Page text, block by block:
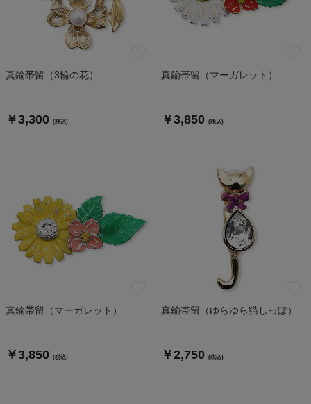
真鍮帯留（3輪の花）
￥3,300 (税込)
真鍮帯留（マーガレット）
￥3,850 (税込)
真鍮帯留（マーガレット）
￥3,850 (税込)
真鍮帯留（ゆらゆら猫しっぽ）
￥2,750 (税込)